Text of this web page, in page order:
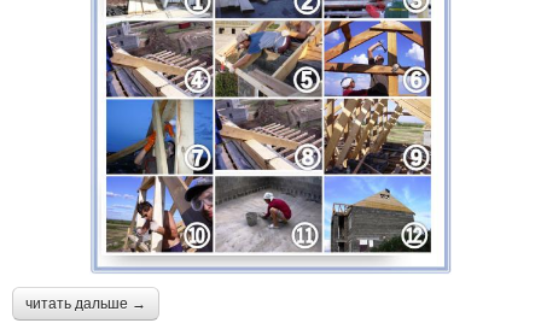
читать дальше →